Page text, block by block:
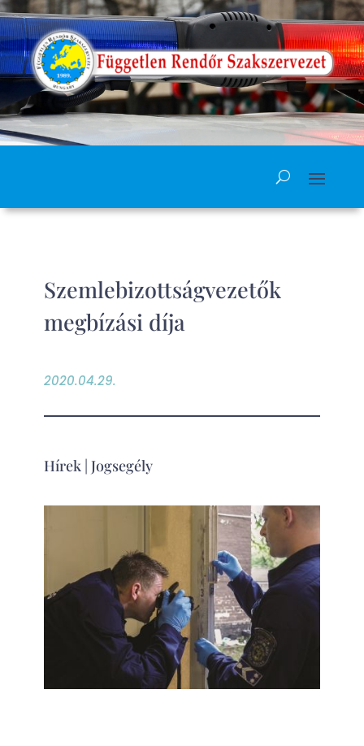
Szemlebizottságvezetők
megbízási díja
2020.04.29.
Hírek| Jogsegély